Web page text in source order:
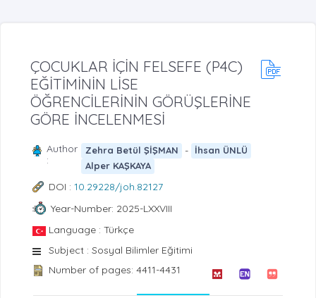
ÇOCUKLAR İÇİN FELSEFE (P4C)
EĞİTİMİNİN LİSE
ÖĞRENCİLERİNİN GÖRÜŞLERİNE
GÖRE İNCELENMESİ
Author
:
Zehra Betül ŞİŞMAN -
İhsan ÜNLÜ
Alper KAŞKAYA
DOI : 10.29228/joh.82127
Year-Number: 2025-LXXVIII
Language : Türkçe
Subject : Sosyal Bilimler Eğitimi
Number of pages: 4411-4431